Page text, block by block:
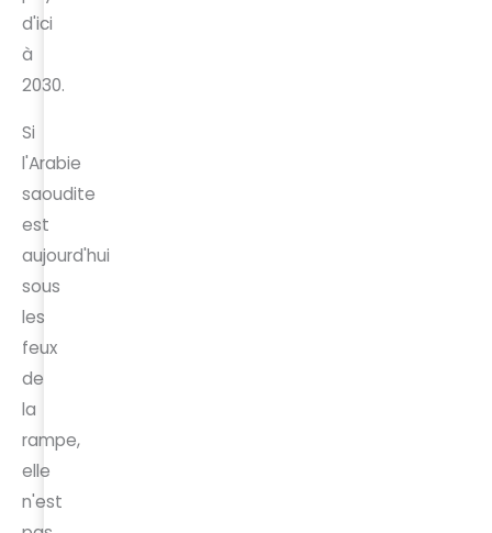
d'ici
à
2030.
Si
l'Arabie
saoudite
est
aujourd'hui
sous
les
feux
de
la
rampe,
elle
n'est